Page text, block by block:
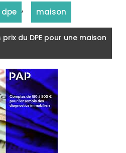
dpe , maison
du DPE pour une maison